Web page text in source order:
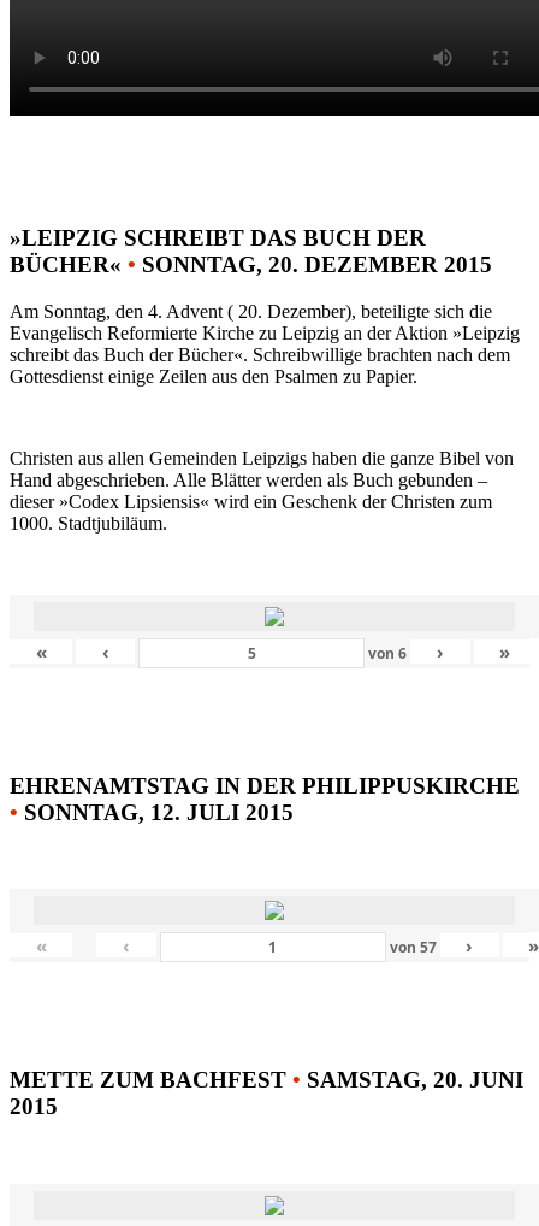
»LEIPZIG SCHREIBT DAS BUCH DER
BÜCHER« • SONNTAG, 20. DEZEMBER 2015
Am Sonntag, den 4. Advent ( 20. Dezember), beteiligte sich die
Evangelisch Reformierte Kirche zu Leipzig an der Aktion »Leipzig
schreibt das Buch der Bücher«. Schreibwillige brachten nach dem
Gottesdienst einige Zeilen aus den Psalmen zu Papier.
Christen aus allen Gemeinden Leipzigs haben die ganze Bibel von
Hand abgeschrieben. Alle Blätter werden als Buch gebunden –
dieser »Codex Lipsiensis« wird ein Geschenk der Christen zum
1000. Stadtjubiläum.
« ‹ von6 › »
EHRENAMTSTAG IN DER PHILIPPUSKIRCHE
• SONNTAG, 12. JULI 2015
« ‹ von 57 › »
METTE ZUM BACHFEST • SAMSTAG, 20. JUNI
2015